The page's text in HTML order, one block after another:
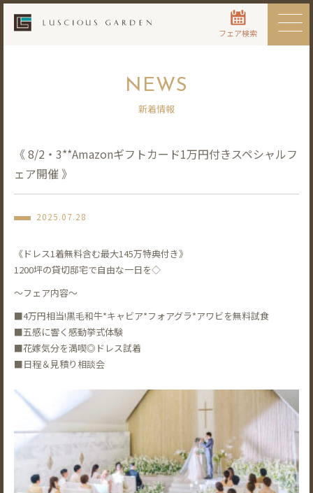
フェア検索
NEWS
新着情報
《 8/2・3**Amazonギフトカード1万円付きスペシャルフ
ェア開催 》
2025.07.28
《ドレス1着無料含む最大145万特典付き》
1200坪の貸切邸宅で自由な一日を◇
〜フェア内容〜
■4万円相当!黒毛和牛*キャビア*フォアグラ*アワビを無料試食
■五感に響く感動挙式体験
■花嫁気分を満喫◎ドレス試着
■日程＆見積り相談会